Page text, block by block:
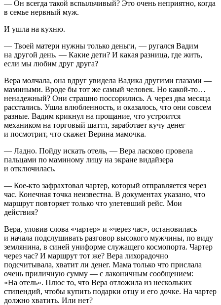
— Он всегда такой вспыльчивый? Это очень неприятно, когда
в семье нервный муж.
И ушла на кухню.
— Твоей матери нужны только деньги, — ругался Вадим
на другой день. — Какие дети? И какая разница, где жить,
если мы любим друг друга?
Вера молчала, она вдруг увидела Вадика другими глазами —
мамиными. Вроде бы тот же самый человек. Но какой-то…
ненадежный? Они страшно поссорились. А через два месяца
расстались. Ушла влюбленность, и оказалось, что они совсем
разные. Вадим крикнул на прощание, что устроится
механиком на торговый шаттл, заработает кучу денег
и посмотрит, что скажет Верина мамочка.
— Ладно. Пойду искать отель, — Вера ласково провела
пальцами по маминому лицу на экране видайзера
и отключилась.
— Кое-кто зафрахтовал чартер, который отправляется через
час. Конечная точка неизвестна. В документах указано, что
маршрут повторяет только что улетевший рейс. Мои
действия?
Вера, уловив слова «чартер» и «через час», остановилась
и начала подслушивать разговор высокого мужчины, по виду
землянина, в синей униформе служащего космопорта. Чартер
через час? И маршрут тот же? Вера лихорадочно
подсчитывала, хватит ли денег. Мама только что прислала
очень приличную сумму — с лаконичным сообщением:
«На отель». Плюс то, что Вера отложила из нескольких
стипендий, чтобы купить подарки отцу и его дочке. На чартер
должно хватить. Или нет?